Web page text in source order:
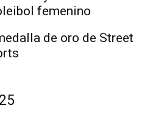
femenino
de oro de Street